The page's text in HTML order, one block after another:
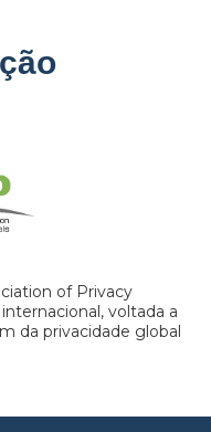
of Privacy
voltada a
da privacidade global